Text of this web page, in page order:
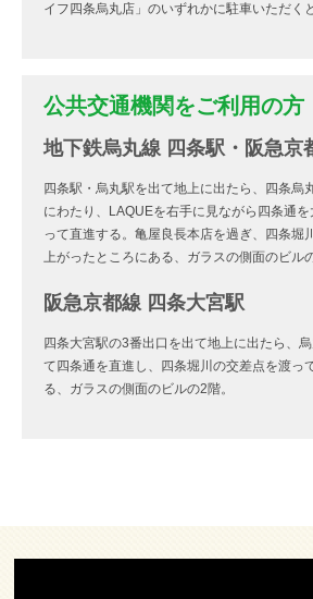
イフ四条烏丸店」のいずれかに駐車いただく
公共交通機関をご利用の方
地下鉄烏丸線 四条駅・阪急京
四条駅・烏丸駅を出て地上に出たら、四条烏
にわたり、LAQUEを右手に見ながら四条通
って直進する。亀屋良長本店を過ぎ、四条堀
上がったところにある、ガラスの側面のビル
阪急京都線 四条大宮駅
四条大宮駅の3番出口を出て地上に出たら、
て四条通を直進し、四条堀川の交差点を渡っ
る、ガラスの側面のビルの2階。